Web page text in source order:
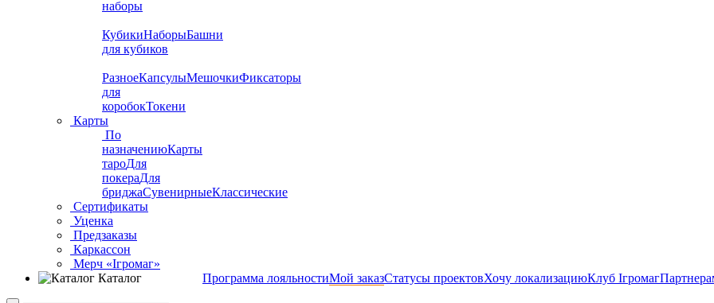
наборы
КубикиНаборыБашни
для кубиков
РазноеКапсулыМешочкиФиксаторы
для
коробокТокени
Карты
По
назначениюКарты
тароДля
покераДля
бриджаСувенирныеКлассические
Сертификаты
Уценка
Предзаказы
Каркассон
Мерч «Ігромаг»
Каталог
Программа лояльностиМой заказСтатусы проектовХочу локализациюКлуб Ігромаг